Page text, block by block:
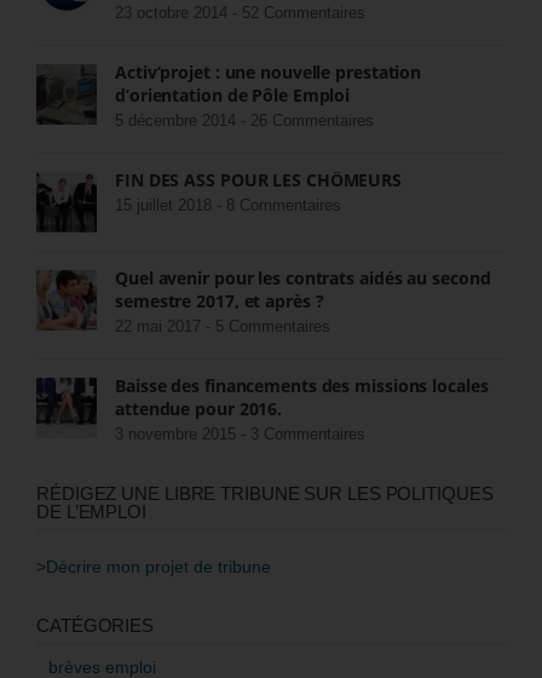
23 octobre 2014 - 52 Commentaires
Activ’projet : une nouvelle prestation
d’orientation de Pôle Emploi
5 décembre 2014 - 26 Commentaires
FIN DES ASS POUR LES CHÔMEURS
15 juillet 2018 - 8 Commentaires
Quel avenir pour les contrats aidés au second
semestre 2017, et après ?
22 mai 2017 - 5 Commentaires
Baisse des financements des missions locales
attendue pour 2016.
3 novembre 2015 - 3 Commentaires
RÉDIGEZ UNE LIBRE TRIBUNE SUR LES POLITIQUES
DE L’EMPLOI
>Décrire mon projet de tribune
CATÉGORIES
brèves emploi